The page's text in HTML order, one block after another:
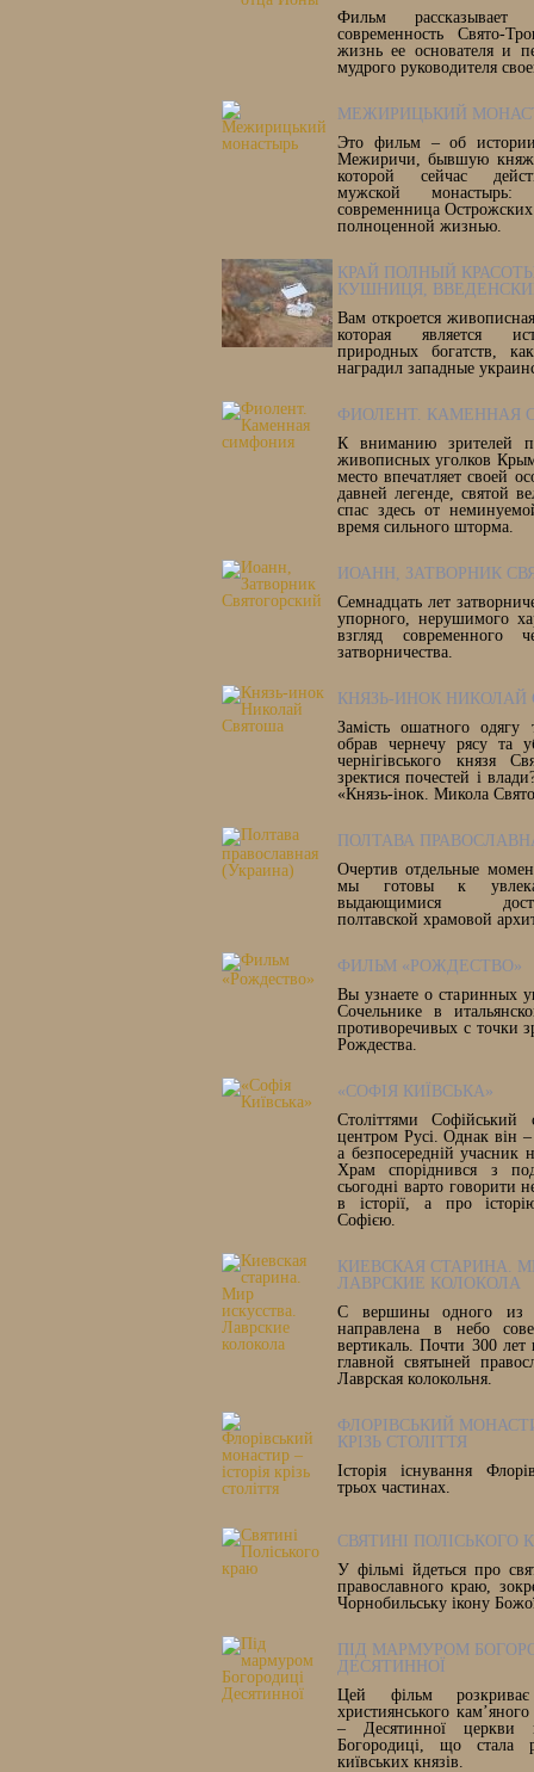
Фильм
современность Свято-
жизнь ее основателя и
мудрого руководителя
МЕЖИРИЦЬКИЙ
Это фильм – об истории
Межиричи, бывшую
которой сейчас
мужской монастырь:
современница
полноценной жизнью.
КРАЙ ПОЛНЫЙ
КУШНИЦЯ,
Вам откроется
которая является
природных богатств,
наградил западные
ФИОЛЕНТ. КАМЕННАЯ
К вниманию зрителей
живописных уголков
место впечатляет своей
давней легенде, святой
спас здесь от
время сильного шторма.
ИОАНН, ЗАТВОРНИК
Семнадцать лет
упорного, нерушимого
взгляд современного
затворничества.
КНЯЗЬ-ИНОК
Замість ошатного
обрав чернечу рясу та
чернігівського князя
зректися почестей і
«Князь-інок. Микола
ПОЛТАВА
Очертив отдельные
мы готовы к
выдающимися
полтавской храмовой
ФИЛЬМ «РОЖДЕСТВО»
Вы узнаете о старинных
Сочельнике в
противоречивых с точки
Рождества.
«СОФІЯ КИЇВСЬКА»
Століттями
центром Русі. Однак він
а безпосередній учасник
Храм споріднився з
сьогодні варто говорити
в історії, а про
Софією.
КИЕВСКАЯ СТАРИНА.
ЛАВРСКИЕ КОЛОКОЛА
С вершины одного из
направлена в небо
вертикаль. Почти 300 лет
главной святыней
Лаврская колокольня.
ФЛОРІВСЬКИЙ
КРІЗЬ СТОЛІТТЯ
Історія існування
трьох частинах.
СВЯТИНІ ПОЛІСЬКОГО
У фільмі йдеться про
православного краю,
Чорнобильську ікону
ПІД МАРМУРОМ
ДЕСЯТИННОЇ
Цей фільм
християнського
– Десятинної церкви
Богородиці, що стала
київських князів.